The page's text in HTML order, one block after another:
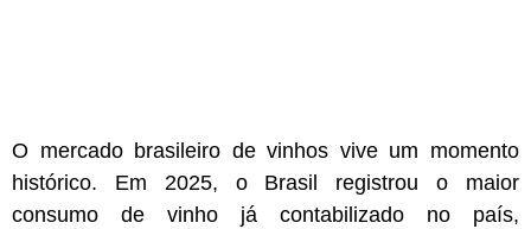
O mercado brasileiro de vinhos vive um momento
histórico. Em 2025, o Brasil registrou o maior
consumo de vinho já contabilizado no país,